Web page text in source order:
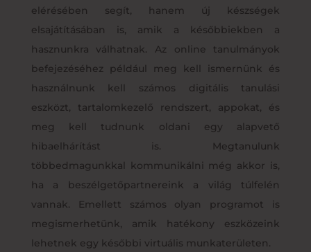
elérésében segít, hanem új készségek
elsajátításában is, amik a későbbiekben a
hasznunkra válhatnak. Az online tanulmányok
befejezéséhez például meg kell ismernünk és
használnunk kell számos digitális tanulási
eszközt, tartalomkezelő rendszert, appokat, és
meg kell tudnunk oldani egy alapvető
hibaelhárítást is. Megtanulunk
többedmagunkkal kommunikálni még akkor is,
ha a beszélgetőpartnereink a világ túlfelén
vannak. Emellett számos olyan programot is
megismerhetünk, amik hatékony eszközeink
lehetnek egy későbbi virtuális munkaterületen.